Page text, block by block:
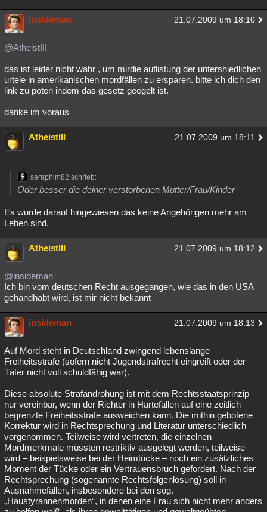
insideman 21.07.2009 um 18:10
@AtheistIII
das ist leider nicht wahr , um mirdie auflistung der untershiedlichen
urteie in amerikanischen mordfällen zu ersparen. bitte ich dich den
link zu poten indem das gesetz geegelt ist.
danke im voraus
AtheistIII 21.07.2009 um 18:11
seraphim82 schrieb:
Oder besser die deiner verstorbenen Mutter/Frau/Kinder
Es wurde darauf hingewiesen das keine Angehörigen mehr am
Leben sind.
AtheistIII 21.07.2009 um 18:12
@insideman
Ich bin vom deutschen Recht ausgegangen, wie das in den USA
gehandhabt wird, ist mir nicht bekannt
insideman 21.07.2009 um 18:13
Auf Mord steht in Deutschland zwingend lebenslange
Freiheitsstrafe (sofern nicht Jugendstrafrecht eingreift oder der
Täter nicht voll schuldfähig war).
Diese absolute Strafandrohung ist mit dem Rechtsstaatsprinzip
nur vereinbar, wenn der Richter in Härtefällen auf eine zeitlich
begrenzte Freiheitsstrafe ausweichen kann. Die mithin gebotene
Korrektur wird in Rechtsprechung und Literatur unterschiedlich
vorgenommen. Teilweise wird vertreten, die einzelnen
Mordmerkmale müssten restriktiv ausgelegt werden, teilweise
wird – beispielsweise bei der Heimtücke – noch ein zusätzliches
Moment der Tücke oder ein Vertrauensbruch gefordert. Nach der
Rechtsprechung (sogenannte Rechtsfolgenlösung) soll in
Ausnahmefällen, insbesondere bei den sog.
„Haustyrannenmorden“, in denen eine Frau sich nicht mehr anders